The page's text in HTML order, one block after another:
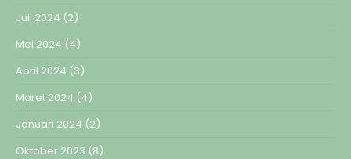
Juli 2024 (2)
Mei 2024 (4)
April 2024 (3)
Maret 2024 (4)
Januari 2024 (2)
Oktober 2023 (8)